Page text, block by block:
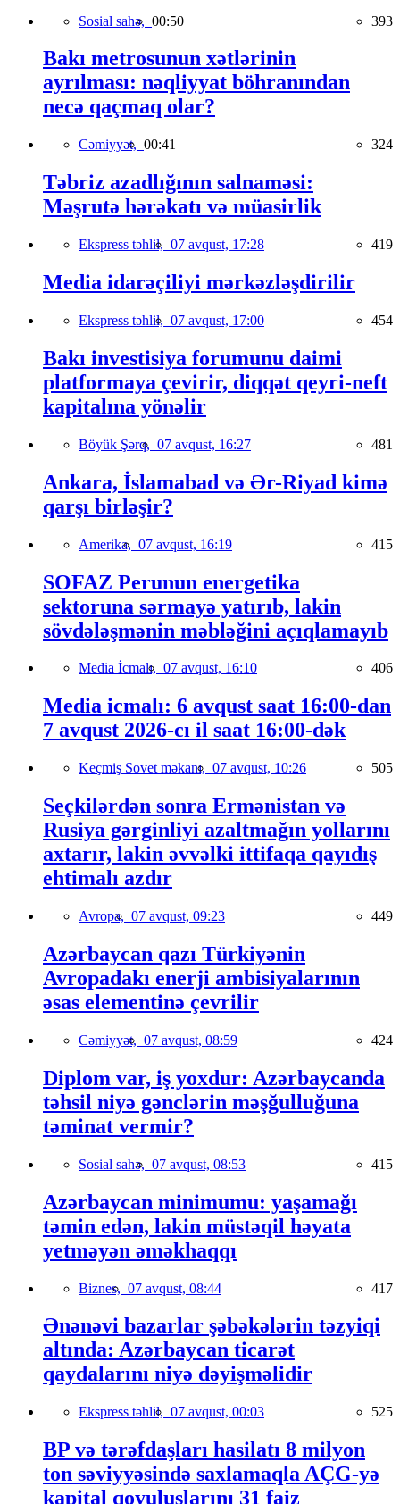
Sosial sahə, 00:50 393
Bakı metrosunun xətlərinin
ayrılması: nəqliyyat böhranından
necə qaçmaq olar?
Cəmiyyət, 00:41 324
Təbriz azadlığının salnaməsi:
Məşrutə hərəkatı və müasirlik
Ekspress təhlil, 07 avqust, 17:28 419
Media idarəçiliyi mərkəzləşdirilir
Ekspress təhlil, 07 avqust, 17:00 454
Bakı investisiya forumunu daimi
platformaya çevirir, diqqət qeyri-neft
kapitalına yönəlir
Böyük Şərq, 07 avqust, 16:27 481
Ankara, İslamabad və Ər-Riyad kimə
qarşı birləşir?
Amerika, 07 avqust, 16:19 415
SOFAZ Perunun energetika
sektoruna sərmayə yatırıb, lakin
sövdələşmənin məbləğini açıqlamayıb
Media İcmalı, 07 avqust, 16:10 406
Media icmalı: 6 avqust saat 16:00-dan
7 avqust 2026-cı il saat 16:00-dək
Keçmiş Sovet məkanı, 07 avqust, 10:26 505
Seçkilərdən sonra Ermənistan və
Rusiya gərginliyi azaltmağın yollarını
axtarır, lakin əvvəlki ittifaqa qayıdış
ehtimalı azdır
Avropa, 07 avqust, 09:23 449
Azərbaycan qazı Türkiyənin
Avropadakı enerji ambisiyalarının
əsas elementinə çevrilir
Cəmiyyət, 07 avqust, 08:59 424
Diplom var, iş yoxdur: Azərbaycanda
təhsil niyə gənclərin məşğulluğuna
təminat vermir?
Sosial sahə, 07 avqust, 08:53 415
Azərbaycan minimumu: yaşamağı
təmin edən, lakin müstəqil həyata
yetməyən əməkhaqqı
Biznes, 07 avqust, 08:44 417
Ənənəvi bazarlar şəbəkələrin təzyiqi
altında: Azərbaycan ticarət
qaydalarını niyə dəyişməlidir
Ekspress təhlil, 07 avqust, 00:03 525
BP və tərəfdaşları hasilatı 8 milyon
ton səviyyəsində saxlamaqla AÇG-yə
kapital qoyuluşlarını 31 faiz